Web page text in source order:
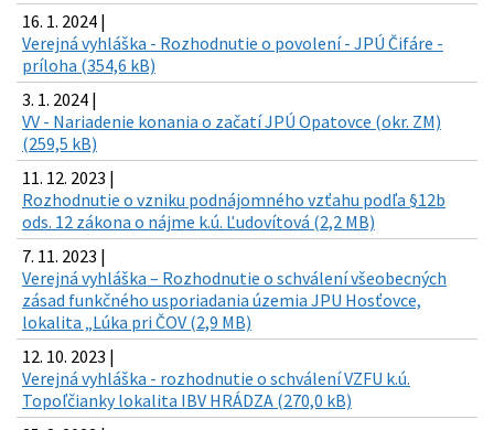
16. 1. 2024 |
Verejná vyhláška - Rozhodnutie o povolení - JPÚ Čifáre -
príloha (354,6 kB)
3. 1. 2024 |
VV - Nariadenie konania o začatí JPÚ Opatovce (okr. ZM)
(259,5 kB)
11. 12. 2023 |
Rozhodnutie o vzniku podnájomného vzťahu podľa §12b
ods. 12 zákona o nájme k.ú. Ľudovítová (2,2 MB)
7. 11. 2023 |
Verejná vyhláška – Rozhodnutie o schválení všeobecných
zásad funkčného usporiadania územia JPU Hosťovce,
lokalita „Lúka pri ČOV (2,9 MB)
12. 10. 2023 |
Verejná vyhláška - rozhodnutie o schválení VZFU k.ú.
Topoľčianky lokalita IBV HRÁDZA (270,0 kB)